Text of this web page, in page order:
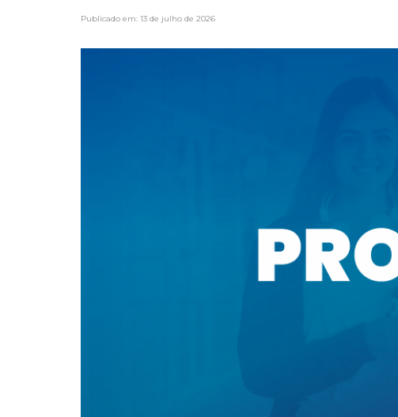
Publicado em: 13 de julho de 2026